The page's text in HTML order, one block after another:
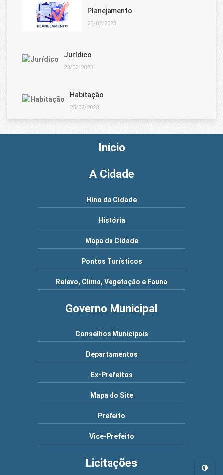
Planejamento
23/02/2023
Jurídico
23/02/2023
Habitação
23/02/2023
Início
A Cidade
Hino da Cidade
História
Mapa da Cidade
Pontos Turísticos
Relevo, Clima, Vegetação e Fauna
Governo Municipal
Conselhos Municipais
Departamentos
Ex-Prefeitos
Mapa do Site
Prefeito
Vice-Prefeito
Licitações